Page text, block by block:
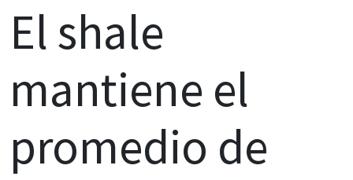
El shale
mantiene el
promedio de